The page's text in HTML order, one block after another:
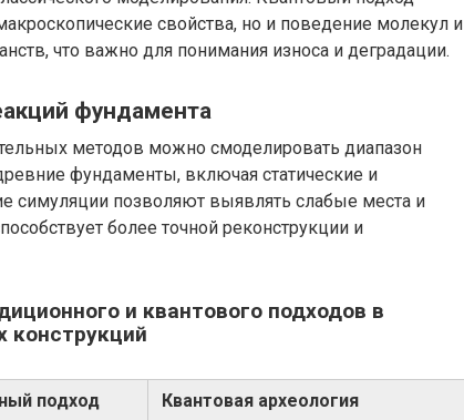
свойства, но и поведение молекул и
что важно для понимания износа и деградации.
фундамента
методов можно смоделировать диапазон
фундаменты, включая статические и
симуляции позволяют выявлять слабые места и
более точной реконструкции и
и квантового подходов в
конструкций
подход Квантовая археология